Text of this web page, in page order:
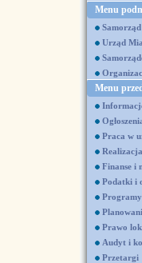
Menu
Samorząd
Urząd
Menu
Praca w
Finanse i
Podatki i
Prawo
Audyt i
Przetargi